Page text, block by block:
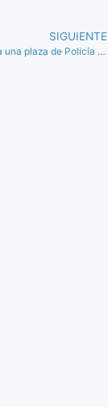
SIGUIENTE
Mollina convoca una plaza de Policía Local